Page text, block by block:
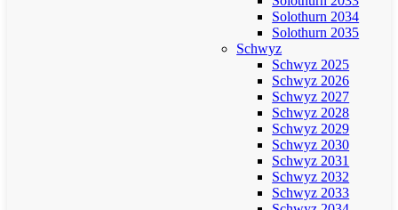
Solothurn 2034
Solothurn 2035
Schwyz
Schwyz 2025
Schwyz 2026
Schwyz 2027
Schwyz 2028
Schwyz 2029
Schwyz 2030
Schwyz 2031
Schwyz 2032
Schwyz 2033